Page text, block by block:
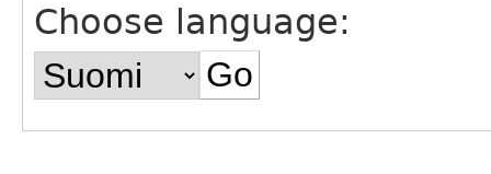
Choose language: